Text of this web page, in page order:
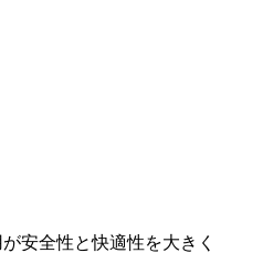
安全性と快適性を大きく